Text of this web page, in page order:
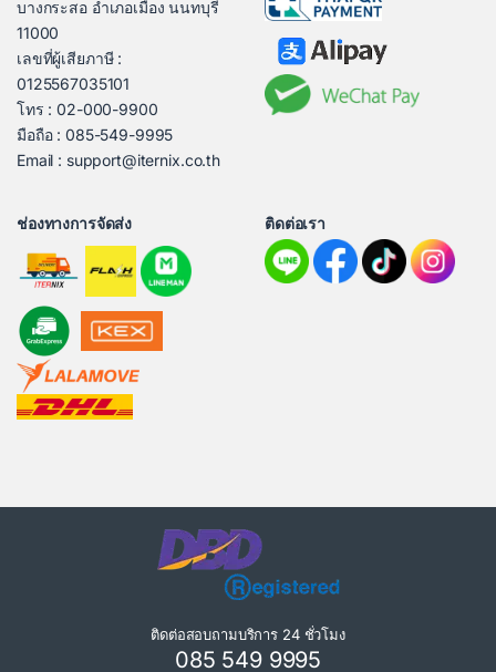
บางกระสอ อำเภอเมือง นนทบุรี
11000
เลขที่ผู้เสียภาษี :
0125567035101
โทร : 02-000-9900
มือถือ : 085-549-9995
Email : support@iternix.co.th
ช่องทางการจัดส่ง ติดต่อเรา
ติดต่อสอบถามบริการ 24 ชั่วโมง
085 549 9995